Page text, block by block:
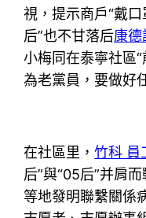
視，提示商戶“戴
后”也不甘落后康德
小梅同在泰寧社區
為老黨員，要做好
在社區里，竹科 員
后”與“05后”并肩
等地發明聯繫關係